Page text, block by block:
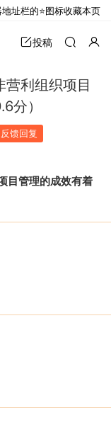
投稿
利组织项目
分）
反馈回复
目管理的成效有着
址栏的⭐图标收藏本页